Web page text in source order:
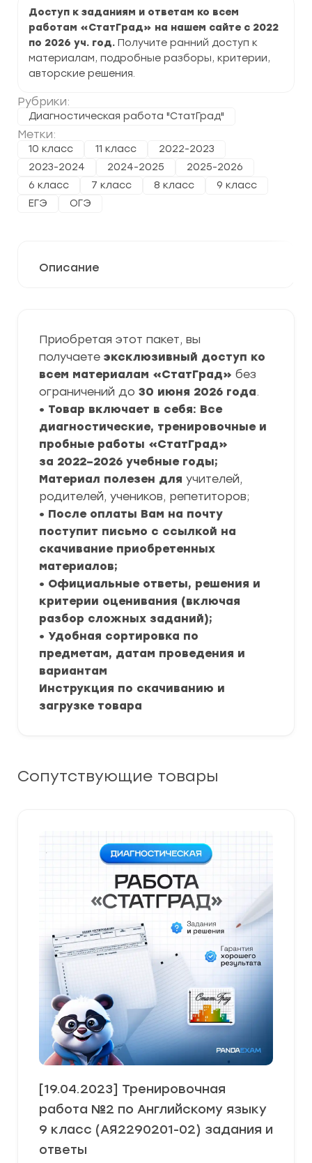
Доступ к заданиям и ответам ко всем
работам «СтатГрад» на нашем сайте с 2022
по 2026 уч. год. Получите ранний доступ к
материалам, подробные разборы, критерии,
авторские решения.
Рубрики:
Диагностическая работа "СтатГрад"
Метки:
10 класс 11 класс
2022-2023
2023-2024
2024-2025
2025-2026
6 класс
7 класс 8 класс
9 класс
ЕГЭ
ОГЭ
задания
и
ответы
Описание
Приобретая этот пакет, вы
получаете эксклюзивный доступ ко
всем материалам «СтатГрад» без
ограничений до 30 июня 2026 года.
• Товар включает в себя: Все
диагностические, тренировочные и
пробные работы «СтатГрад»
за 2022–2026 учебные годы;
Материал полезен для учителей,
родителей, учеников, репетиторов;
• После оплаты Вам на почту
поступит письмо с ссылкой на
скачивание приобретенных
материалов;
• Официальные ответы, решения и
критерии оценивания (включая
разбор сложных заданий);
• Удобная сортировка по
предметам, датам проведения и
вариантам
Инструкция по скачиванию и
загрузке товара
Сопутствующие товары
[19.04.2023] Тренировочная
работа №2 по Английскому языку
9 класс (АЯ2290201-02) задания и
ответы